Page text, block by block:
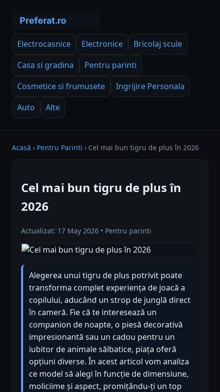
Electrocasnice Electronice
Bricolaj scule
Casa si gradina
Pentru parinti
Cosmetice si frumusete
Ingrijire Personala
Auto
Alte
Acasă › Pentru Parinti › Cel mai bun tigru de plus în 2026
Cel mai bun tigru de plus în
2026
Actualizat: 17 May 2026 • Pentru parinti
Alegerea unui tigru de plus potrivit poate
transforma complet experiența de joacă a
copilului, aducând un strop de junglă direct
în cameră. Fie că te interesează un
companion de noapte, o piesă decorativă
impresionantă sau un cadou pentru un
iubitor de animale sălbatice, piața oferă
opțiuni diverse. În acest articol vom analiza
ce model să alegi în funcție de dimensiune,
moliciime și aspect, promițându-ți un top